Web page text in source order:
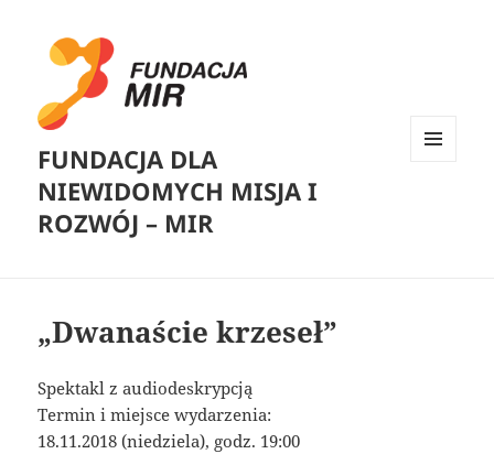
FUNDACJA DLA
NIEWIDOMYCH MISJA I
ROZWÓJ – MIR
„Dwanaście krzeseł”
Spektakl z audiodeskrypcją
Termin i miejsce wydarzenia:
18.11.2018 (niedziela), godz. 19:00